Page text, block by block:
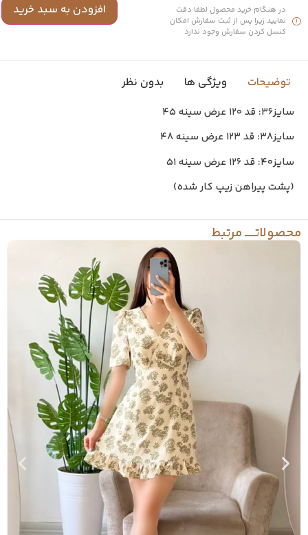
در هنگام خرید محصول لطفا دقت
نمایید زیرا پس از ثبت سفارش امکان
کنسل کردن سفارش وجود ندارد
افزودن به سبد خرید
توضیحات ویژگی ها بدون نظر
سایز۳۶: قد ۱۲۰ عرض سینه ۴۵
سایز۳۸: قد ۱۲۳ عرض سینه ۴۸
سایز۴۰: قد ۱۲۶ عرض سینه ۵۱
(پشت پیراهن زیپ کار شده)
مرتبط